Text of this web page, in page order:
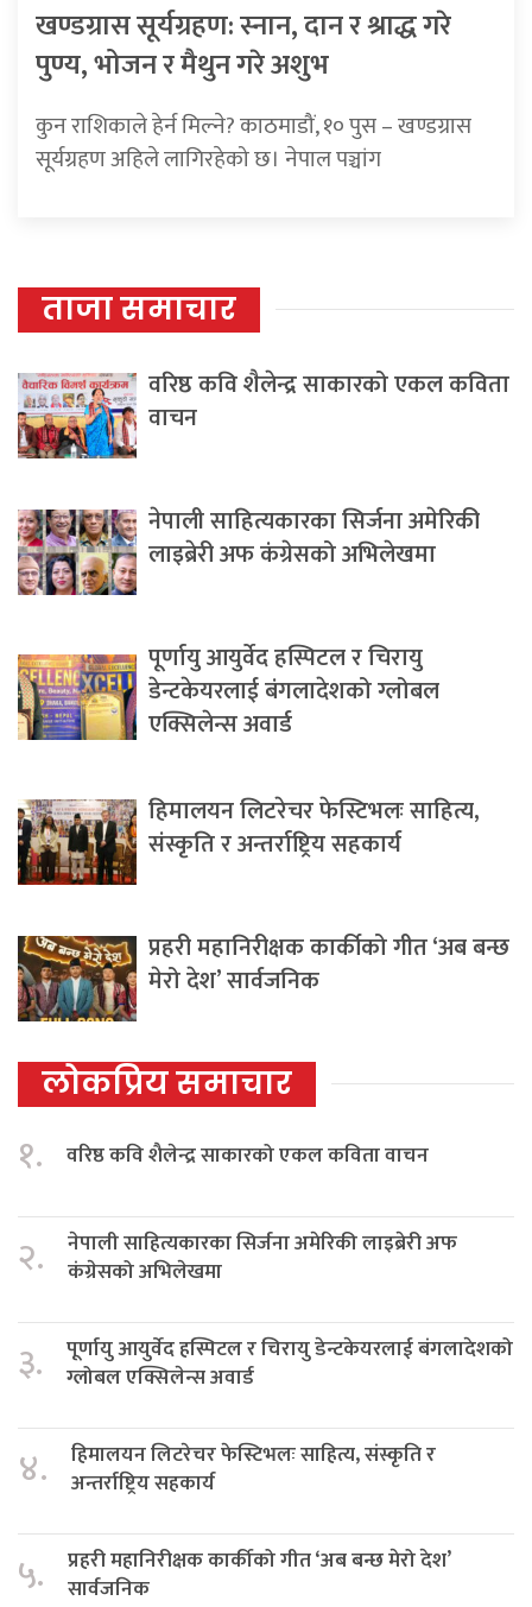
खण्डग्रास सूर्यग्रहण: स्नान, दान र श्राद्ध गरे
पुण्य, भोजन र मैथुन गरे अशुभ
कुन राशिकाले हेर्न मिल्ने? काठमाडौं, १० पुस – खण्डग्रास
सूर्यग्रहण अहिले लागिरहेको छ। नेपाल पञ्चांग
ताजा समाचार
वरिष्ठ कवि शैलेन्द्र साकारको एकल कविता
वाचन
नेपाली साहित्यकारका सिर्जना अमेरिकी
लाइब्रेरी अफ कंग्रेसको अभिलेखमा
पूर्णायु आयुर्वेद हस्पिटल र चिरायु
डेन्टकेयरलाई बंगलादेशको ग्लोबल
एक्सिलेन्स अवार्ड
हिमालयन लिटरेचर फेस्टिभलः साहित्य,
संस्कृति र अन्तर्राष्ट्रिय सहकार्य
प्रहरी महानिरीक्षक कार्कीको गीत ‘अब बन्छ
मेरो देश’ सार्वजनिक
लोकप्रिय समाचार
१. वरिष्ठ कवि शैलेन्द्र साकारको एकल कविता वाचन
२.
नेपाली साहित्यकारका सिर्जना अमेरिकी लाइब्रेरी अफ
कंग्रेसको अभिलेखमा
३.
पूर्णायु आयुर्वेद हस्पिटल र चिरायु डेन्टकेयरलाई बंगलादेशको
ग्लोबल एक्सिलेन्स अवार्ड
४.
हिमालयन लिटरेचर फेस्टिभलः साहित्य, संस्कृति र
अन्तर्राष्ट्रिय सहकार्य
५.
प्रहरी महानिरीक्षक कार्कीको गीत ‘अब बन्छ मेरो देश’
सार्वजनिक